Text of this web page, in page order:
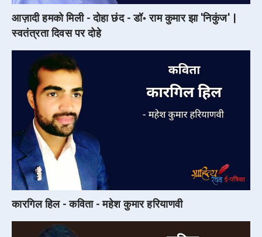
आज़ादी हमको मिली - दोहा छंद - डॉ॰ राम कुमार झा 'निकुंज' |
स्वतंत्रता दिवस पर दोहे
कारगिल हिल - कविता - महेश कुमार हरियाणवी